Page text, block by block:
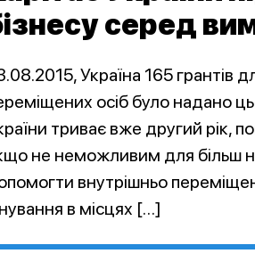
серед
Україна 165 грантів
осіб було надано
триває вже другий рік,
не неможливим для більш
внутрішньо
в місцях […]